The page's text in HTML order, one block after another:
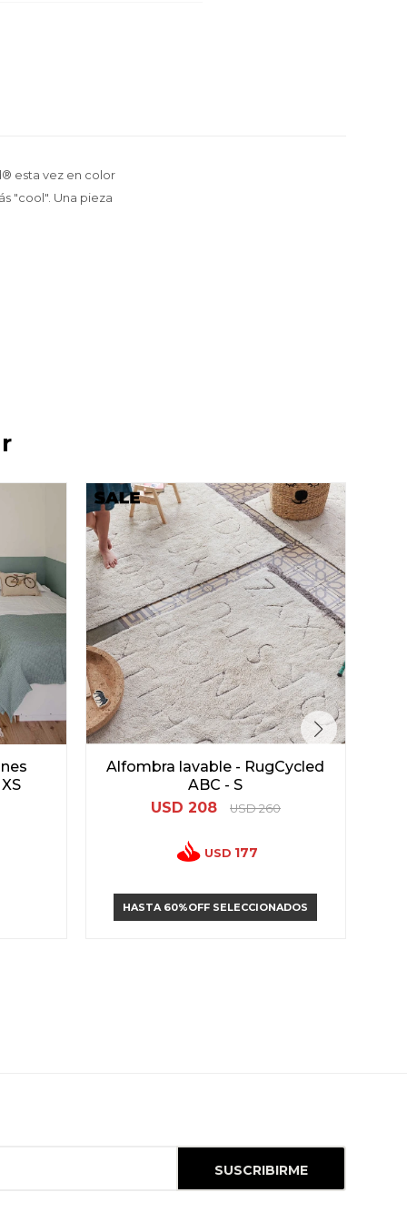
esta vez en color
"cool". Una pieza
Alfombra lavable - RugCycled
ABC - S
USD 208 USD 260
USD 177
HASTA 60%OFF SELECCIONADOS
SUSCRIBIRME